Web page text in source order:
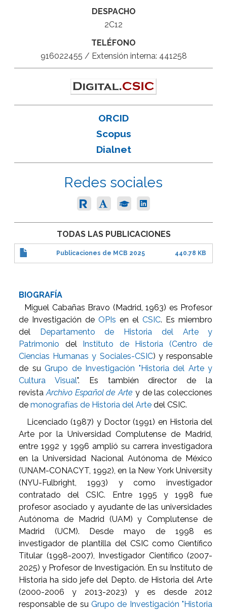
DESPACHO
2C12
TELÉFONO
916022455 / Extensión interna: 441258
ORCID
Scopus
Dialnet
Redes sociales
TODAS LAS PUBLICACIONES
Publicaciones de MCB 2025 440.78 KB
BIOGRAFÍA
Miguel Cabañas Bravo (Madrid, 1963) es Profesor
de Investigación deOPIs en elCSIC. Es miembro
del
Departamento de Historia del Arte y
Patrimonio del
Instituto de Historia (Centro de
Ciencias Humanas y Sociales-CSIC) y responsable
de suGrupo de Investigación "Historia del Arte y
Cultura Visual". Es también director de la
revistaArchivo Español de Arte y de las colecciones
demonografías de Historia del Arte del CSIC.
Licenciado (1987) y Doctor (1991) en Historia del
Arte por la Universidad Complutense de Madrid,
entre 1992 y 1996 amplió su carrera investigadora
en la Universidad Nacional Autónoma de México
(UNAM-CONACYT, 1992), en la New York University
(NYU-Fulbright, 1993) y como investigador
contratado del CSIC. Entre 1995 y 1998 fue
profesor asociado y ayudante de las universidades
Autónoma de Madrid (UAM) y Complutense de
Madrid (UCM). Desde mayo de 1998 es
investigador de plantilla del CSIC como Científico
Titular (1998-2007), Investigador Científico (2007-
2025) y Profesor de Investigación. En su Instituto de
Historia ha sido jefe del Depto. de Historia del Arte
(2000-2006 y 2013-2023) y es desde 2012
responsable de suGrupo de Investigación "Historia